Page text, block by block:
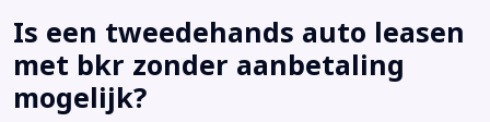
Is een tweedehands auto leasen
met bkr zonder aanbetaling
mogelijk?